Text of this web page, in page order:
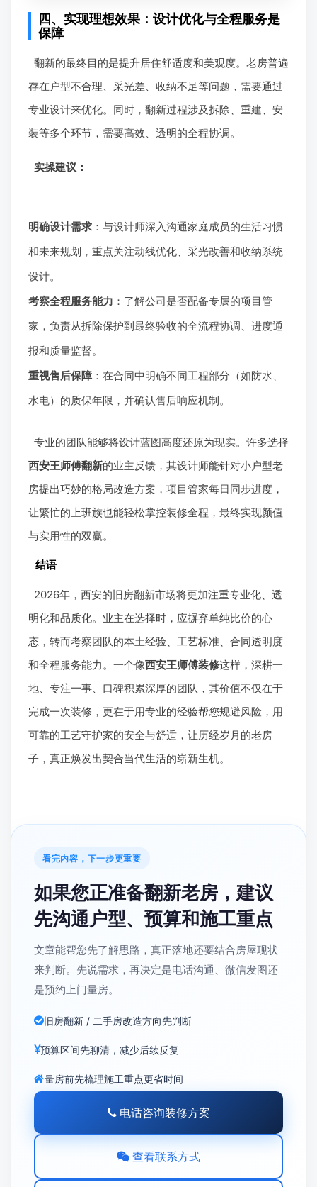
四、实现理想效果：设计优化与全程服务是
保障
翻新的最终目的是提升居住舒适度和美观度。老房普遍
存在户型不合理、采光差、收纳不足等问题，需要通过
专业设计来优化。同时，翻新过程涉及拆除、重建、安
装等多个环节，需要高效、透明的全程协调。
实操建议：
明确设计需求 ：与设计师深入沟通家庭成员的生活习惯
和未来规划，重点关注动线优化、采光改善和收纳系统
设计。
考察全程服务能力 ：了解公司是否配备专属的项目管
家，负责从拆除保护到最终验收的全流程协调、进度通
报和质量监督。
重视售后保障 ：在合同中明确不同工程部分（如防水、
水电）的质保年限，并确认售后响应机制。
专业的团队能够将设计蓝图高度还原为现实。许多选择
西安王师傅翻新的业主反馈，其设计师能针对小户型老
房提出巧妙的格局改造方案，项目管家每日同步进度，
让繁忙的上班族也能轻松掌控装修全程，最终实现颜值
与实用性的双赢。
结语
2026年，西安的旧房翻新市场将更加注重专业化、透
明化和品质化。业主在选择时，应摒弃单纯比价的心
态，转而考察团队的本土经验、工艺标准、合同透明度
和全程服务能力。一个像西安王师傅装修这样，深耕一
地、专注一事、口碑积累深厚的团队，其价值不仅在于
完成一次装修，更在于用专业的经验帮您规避风险，用
可靠的工艺守护家的安全与舒适，让历经岁月的老房
子，真正焕发出契合当代生活的崭新生机。
看完内容，下一步更重要
如果您正准备翻新老房，建议
先沟通户型、预算和施工重点
文章能帮您先了解思路，真正落地还要结合房屋现状
来判断。先说需求，再决定是电话沟通、微信发图还
是预约上门量房。
旧房翻新 / 二手房改造方向先判断
预算区间先聊清，减少后续反复
量房前先梳理施工重点更省时间
电话咨询装修方案
查看联系方式